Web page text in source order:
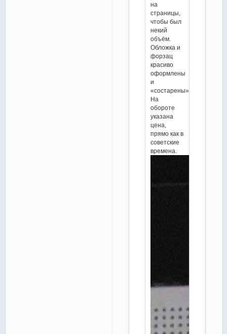
на
страницы,
чтобы был
некий
объём.
Обложка и
форзац
красиво
оформлены
и
«состарены».
На
обороте
указана
цена,
прямо как в
советские
времена.